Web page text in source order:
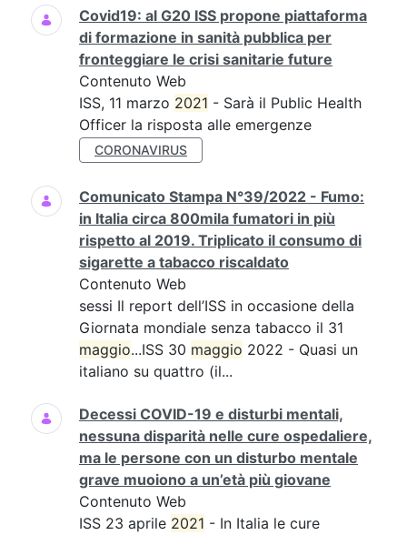
Covid19: al G20 ISS propone piattaforma
di formazione in sanità pubblica per
fronteggiare le crisi sanitarie future
Contenuto Web
ISS, 11 marzo 2021 - Sarà il Public Health
Officer la risposta alle emergenze
CORONAVIRUS
Comunicato Stampa N°39/2022 - Fumo:
in Italia circa 800mila fumatori in più
rispetto al 2019. Triplicato il consumo di
sigarette a tabacco riscaldato
Contenuto Web
sessi Il report dell’ISS in occasione della
Giornata mondiale senza tabacco il 31
maggio...ISS 30 maggio 2022 - Quasi un
italiano su quattro (il...
Decessi COVID-19 e disturbi mentali,
nessuna disparità nelle cure ospedaliere,
ma le persone con un disturbo mentale
grave muoiono a un’età più giovane
Contenuto Web
ISS 23 aprile 2021 - In Italia le cure